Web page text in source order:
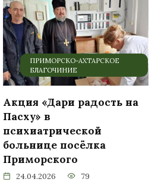
ПРИМОРСКО-АХТАРСКОЕ
БЛАГОЧИНИЕ
Акция «Дари радость на
Пасху» в
психиатрической
больнице посёлка
Приморского
24.04.2026 79